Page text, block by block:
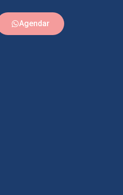
Agendar